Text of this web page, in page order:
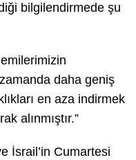
bilgilendirmede şu
daha geniş
en aza indirmek
alınmıştır.”
İsrail’in Cumartesi